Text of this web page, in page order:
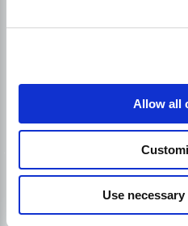
Allow all
Use
tento účel si musíte
ktorý poskytne lepšiu
procesor a pamäť RAM
tiež využívajú tento server.
Hosting virtuálnych
Virtuálne privátne servery
ostatné dve možnosti. Pri